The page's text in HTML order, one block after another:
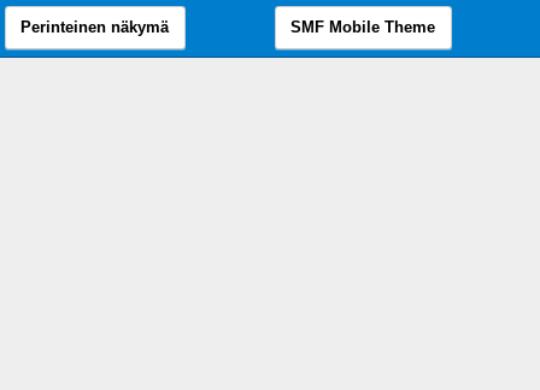
Perinteinen näkymä SMF Mobile Theme